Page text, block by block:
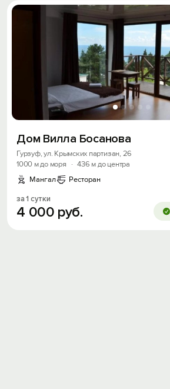
Дом Вилла Босанова
Гурзуф, ул. Крымских партизан, 26
1000 м до моря
· 436 м до центра
Мангал
Ресторан
за 1 сутки
4 000 руб.